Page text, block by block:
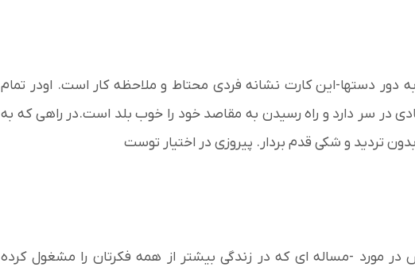
دور دستها-این کارت نشانه فردی محتاط و ملاحظه کار است. اودر تمام
در سر دارد و راه رسیدن به مقاصد خود را خوب بلد است.در راهی که به
تردید و شکی قدم بردار. پیروزی در اختیار توست
-مساله ای که در زندگی بیشتر از همه فکرتان را مشغول کرده